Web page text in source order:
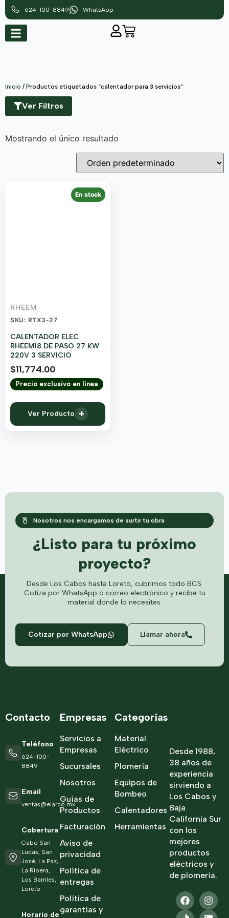
624-100-8849 WhatsApp
Inicio / Productos etiquetados “calentador para 3 servicios”
Ver Filtros
Mostrando el único resultado
En stock
RHEEM
SKU: RTX3-27
CALENTADOR ELEC
RHEEM18 DE PASO 27 KW
220V 3 SERVICIO
$11,774.00
Precio exclusivo en línea
Ver Producto +
Nosotros nos encargamos de surtir tu obra
¿Listo para tu próximo
proyecto?
Desde Los Cabos hasta Loreto, cubrimos todo BCS.
Cotiza por WhatsApp o correo electrónico y recibe tu
material donde lo necesites.
Cotizar por WhatsApp Llamar ahora
Desde 1988,
38 años de
experiencia
sirviendo a
Los Cabos y
Baja
California Sur
con los
mejores
productos
eléctricos y
de plomería.
Categorías
Material
Eléctrico
Plomería
Equipos de
Bombeo
Calentadores
Herramientas
Empresas
Servicios a
Empresas
Sucursales
Nosotros
Guías de
Productos
Facturación
Aviso de
privacidad
Política de
entregas
Política de
garantías y
Contacto
Teléfono
624-100-
8849
Email
ventas@elarco.mx
Cobertura
Cabo San
Lucas, San
José, La Paz,
La Ribera,
Los Barriles,
Loreto
Horario de